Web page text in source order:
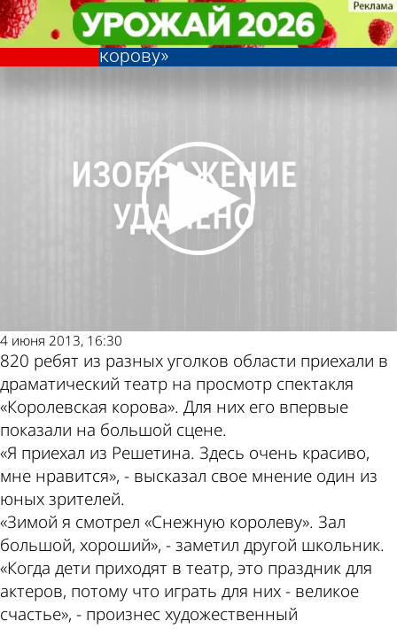
В драмтеатре школьникам
области показали «Королевскую
корову»
Культура
4 июня 2013, 16:30
820 ребят из разных уголков области приехали в
драматический театр на просмотр спектакля
«Королевская корова». Для них его впервые
показали на большой сцене.
«Я приехал из Решетина. Здесь очень красиво,
мне нравится», - высказал свое мнение один из
юных зрителей.
«Зимой я смотрел «Снежную королеву». Зал
большой, хороший», - заметил другой школьник.
«Когда дети приходят в театр, это праздник для
актеров, потому что играть для них - великое
счастье», - произнес художественный
В драмтеатре школьникам
области показали «Королевскую
корову»
Культура
Другие новости по
теме
Погода и курсы
валют в Пензе